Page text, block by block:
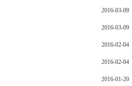
2016-03-09
2016-03-09
2016-02-04
2016-02-04
2016-01-20